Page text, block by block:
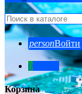
personВойти
0
Корзина